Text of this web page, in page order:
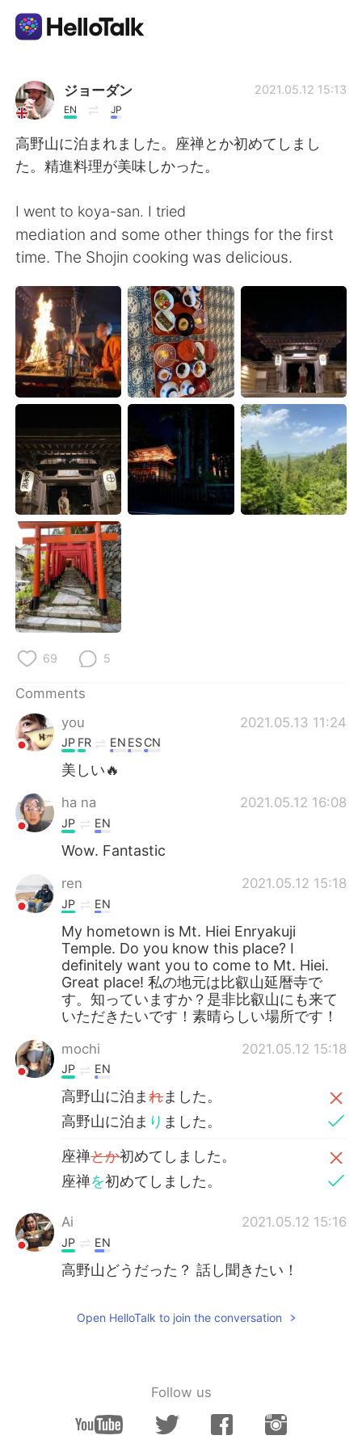
Language Exchange App
AI Grammar Checker
English
简体中文 繁體中文
Español العربية
Français Deutsch
日本語 한국어
Русский ไทย
Indonesia Italiano
Türkçe Tiếng Việt
Português
ジョーダン
EN JP
2021.05.12 15:13
高野山に泊まれました。座禅とか初めてしまし
た。精進料理が美味しかった。
I went to koya-san. I tried
mediation and some other things for the first
time. The Shojin cooking was delicious.
69 5
Comments
you
2021.05.13 11:24
JP FR EN ESCN
美しい🔥
ha na 2021.05.12 16:08
JP EN
Wow. Fantastic
ren 2021.05.12 15:18
JP EN
My hometown is Mt. Hiei Enryakuji
Temple. Do you know this place? I
definitely want you to come to Mt. Hiei.
Great place! 私の地元は比叡山延暦寺で
す。知っていますか？是非比叡山にも来て
いただきたいです！素晴らしい場所です！
mochi 2021.05.12 15:18
JP EN
高野山に泊まれました。
高野山に泊ま り ました。
座禅とか初めてしました。
座禅を初めてしました。
Ai 2021.05.12 15:16
JP EN
高野山どうだった？ 話し聞きたい！
Open HelloTalk to join the conversation
Follow us